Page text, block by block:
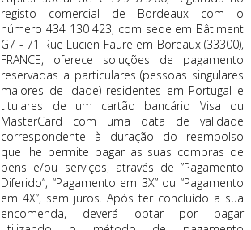
registo comercial de Bordeaux com o
número 434 130 423, com sede em Bâtiment
G7 - 71 Rue Lucien Faure em Boreaux (33300),
FRANCE, oferece soluções de pagamento
reservadas a particulares (pessoas singulares
maiores de idade) residentes em Portugal e
titulares de um cartão bancário Visa ou
MasterCard com uma data de validade
correspondente à duração do reembolso
que lhe permite pagar as suas compras de
bens e/ou serviços, através de ”Pagamento
Diferido”, “Pagamento em 3X” ou “Pagamento
em 4X”, sem juros. Após ter concluído a sua
encomenda, deverá optar por pagar